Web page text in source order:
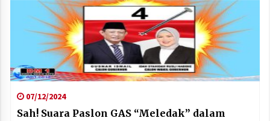
07/12/2024
Sah! Suara Paslon GAS “Meledak” dalam